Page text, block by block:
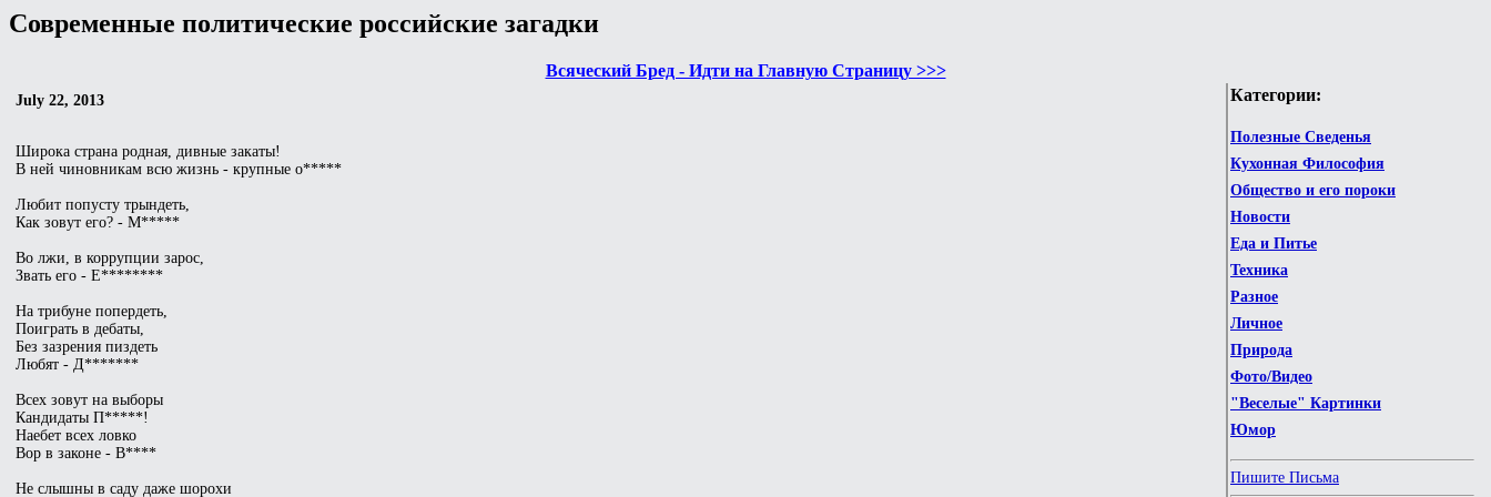
Современные политические российские загадки
Всяческий Бред - Идти на Главную Страницу >>>
Категории:
Полезные Сведенья
Кухонная Философия
Общество и его пороки
Новости
Еда и Питье
Техника
Разное
Личное
Природа
Фото/Видео
"Веселые" Картинки
Юмор
Пишите Письма
July 22, 2013
Широка страна родная, дивные закаты!
В ней чиновникам всю жизнь - крупные о*****
Любит попусту трындеть,
Как зовут его? - М*****
Во лжи, в коррупции зарос,
Звать его - Е********
На трибуне попердеть,
Поиграть в дебаты,
Без зазрения пиздеть
Любят - Д*******
Всех зовут на выборы
Кандидаты П*****!
Наебет всех ловко
Вор в законе - В****
Не слышны в саду даже шорохи